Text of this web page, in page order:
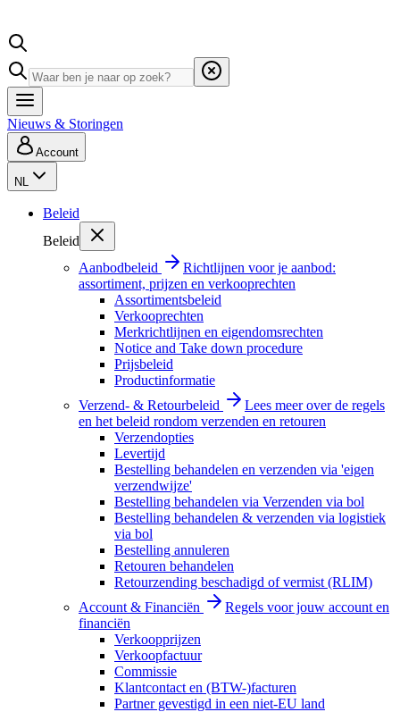
Nieuws & Storingen
Account
NL
Beleid
Beleid
Aanbodbeleid
Richtlijnen voor je aanbod:
assortiment, prijzen en verkooprechten
Assortimentsbeleid
Verkooprechten
Merkrichtlijnen en eigendomsrechten
Notice and Take down procedure
Prijsbeleid
Productinformatie
Verzend- & Retourbeleid
Lees meer over de regels
en het beleid rondom verzenden en retouren
Verzendopties
Levertijd
Bestelling behandelen en verzenden via 'eigen
verzendwijze'
Bestelling behandelen via Verzenden via bol
Bestelling behandelen & verzenden via logistiek
via bol
Bestelling annuleren
Retouren behandelen
Retourzending beschadigd of vermist (RLIM)
Account & Financiën
Regels voor jouw account en
financiën
Verkoopprijzen
Verkoopfactuur
Commissie
Klantcontact en (BTW-)facturen
Partner gevestigd in een niet-EU land